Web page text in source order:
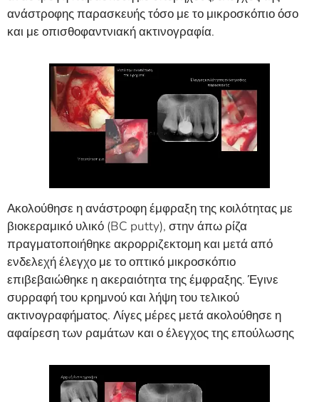
ανάστροφης παρασκευής τόσο με το μικροσκόπιο όσο
και με οπισθοφαντνιακή ακτινογραφία.
Ακολούθησε η ανάστροφη έμφραξη της κοιλότητας με
βιοκεραμικό υλικό (BC putty), στην άπω ρίζα
πραγματοποιήθηκε ακρορριζεκτομη και μετά από
ενδελεχή έλεγχο με το οπτικό μικροσκόπιο
επιβεβαιώθηκε η ακεραιότητα της έμφραξης. Έγινε
συρραφή του κρημνού και λήψη του τελικού
ακτινογραφήματος. Λίγες μέρες μετά ακολούθησε η
αφαίρεση των ραμάτων και ο έλεγχος της επούλωσης